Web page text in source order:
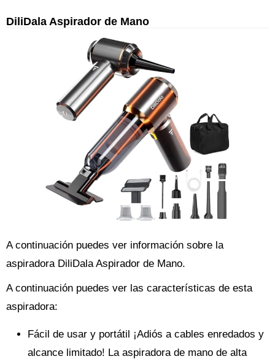
DiliDala Aspirador de Mano
A continuación puedes ver información sobre la
aspiradora DiliDala Aspirador de Mano.
A continuación puedes ver las características de esta
aspiradora:
Fácil de usar y portátil ¡Adiós a cables enredados y
alcance limitado! La aspiradora de mano de alta